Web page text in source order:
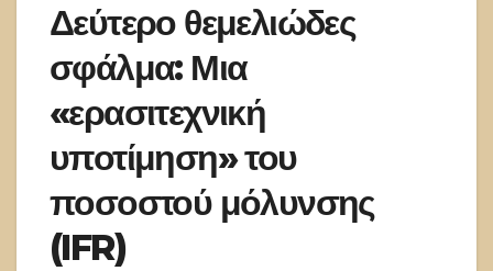
Δεύτερο θεμελιώδες
σφάλμα: Μια
«ερασιτεχνική
υποτίμηση» του
ποσοστού μόλυνσης
(IFR)